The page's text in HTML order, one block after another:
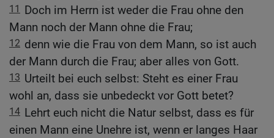
11
Doch im Herrn ist weder die Frau ohne den
Mann noch der Mann ohne die Frau;
12 denn wie die Frau von dem Mann, so ist auch
der Mann durch die Frau; aber alles von Gott.
13 Urteilt bei euch selbst: Steht es einer Frau
wohl an, dass sie unbedeckt vor Gott betet?
14 Lehrt euch nicht die Natur selbst, dass es für
einen Mann eine Unehre ist, wenn er langes Haar